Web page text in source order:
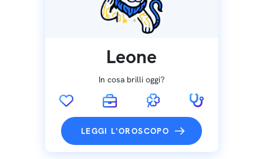
Leone
In cosa brilli oggi?
LEGGI L'OROSCOPO